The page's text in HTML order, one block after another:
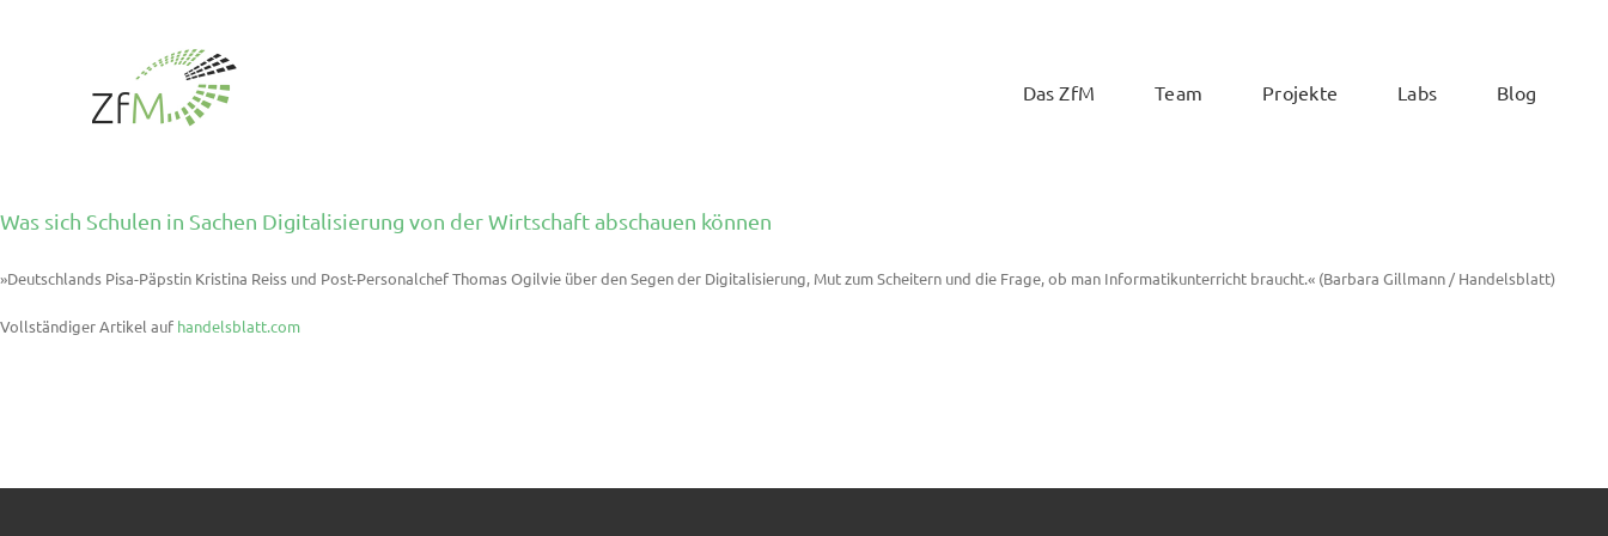
Das ZfM Team Projekte Labs Blog
Was sich Schulen in Sachen Digitalisierung von der Wirtschaft abschauen können
»Deutschlands Pisa-Päpstin Kristina Reiss und Post-Personalchef Thomas Ogilvie über den Segen der Digitalisierung, Mut zum Scheitern und die Frage, ob man Informatikunterricht braucht.« (Barbara Gillmann / Handelsblatt)
Vollständiger Artikel auf handelsblatt.com